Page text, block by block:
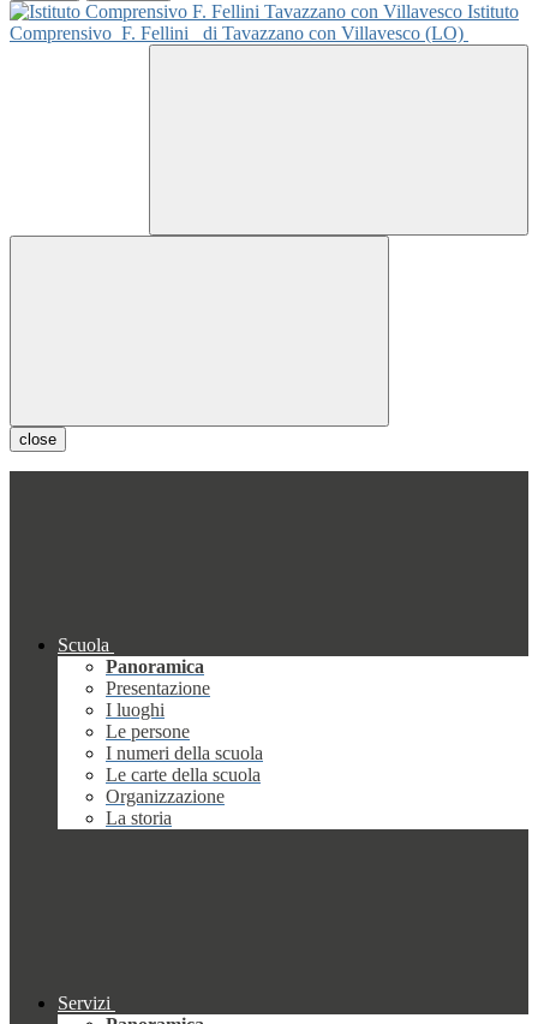
Istituto
Comprensivo F. Fellini di Tavazzano con Villavesco (LO)
close
Scuola
Panoramica
Presentazione
I luoghi
Le persone
I numeri della scuola
Le carte della scuola
Organizzazione
La storia
Servizi